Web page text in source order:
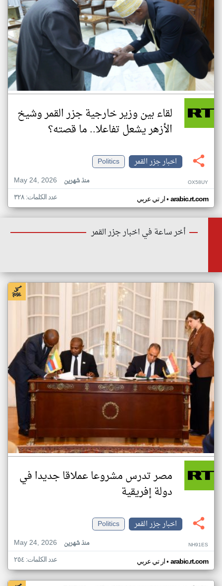
لقاء بين وزير خارجية جزر القمر وشيخ
الأزهر يشعل تفاعلا.. ما قصته؟
اخبار جزر القمر
Politics
May 24, 2026
منذ شهرين OX58UY
ار تي عربي• arabic.rt.com عدد الكلمات: ٣٢٨
أخر ساعة في اخبار جزر القمر
مصر تدرس مشروعا عملاقا جديدا في
دولة إفريقية
اخبار جزر القمر
Politics
May 24, 2026
منذ شهرين NH91ES
ار تي عربي• arabic.rt.com عدد الكلمات: ٢٥٤